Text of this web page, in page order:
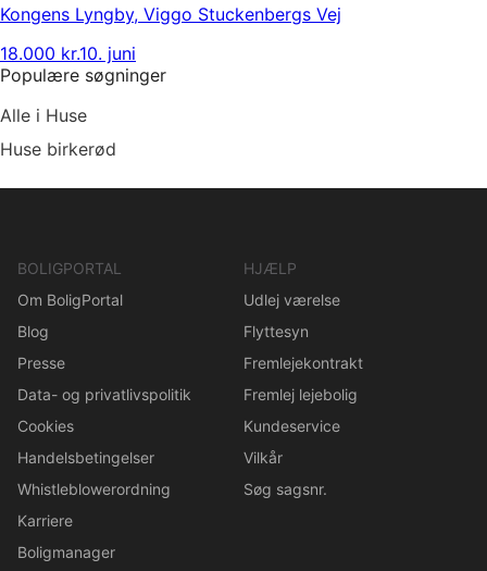
Kongens Lyngby, Viggo Stuckenbergs Vej
18.000 kr.10. juni
Populære søgninger
Alle i Huse
Huse birkerød
BOLIGPORTAL
Om BoligPortal
Blog
Presse
Data- og privatlivspolitik
Cookies
Handelsbetingelser
Whistleblowerordning
Karriere
Boligmanager
HJÆLP
Udlej værelse
Flyttesyn
Fremlejekontrakt
Fremlej lejebolig
Kundeservice
Vilkår
Søg sagsnr.